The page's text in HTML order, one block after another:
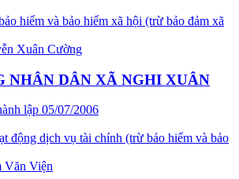
hiểm và bảo hiểm xã hội (trừ bảo đảm xã
Xuân Cường
NHÂN DÂN XÃ NGHI XUÂN
lập 05/07/2006
động dịch vụ tài chính (trừ bảo hiểm và bảo
Văn Viện